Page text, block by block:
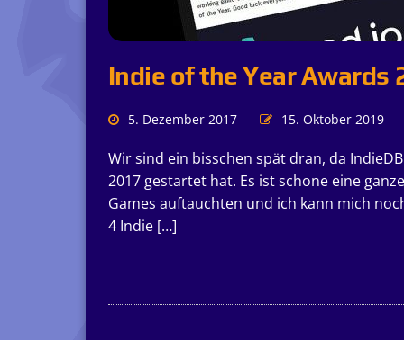
Indie of the Year Awards
5. Dezember 2017 15. Oktober 2019
Wir sind ein bisschen spät dran, da
2017 gestartet hat. Es ist schone eine
Games auftauchten und ich kann mich
4 Indie […]